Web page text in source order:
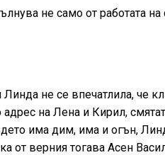
не само от работата
не се впечатлила, че
на Лена и Кирил,
има дим, има и огън,
от верния тогава Асен